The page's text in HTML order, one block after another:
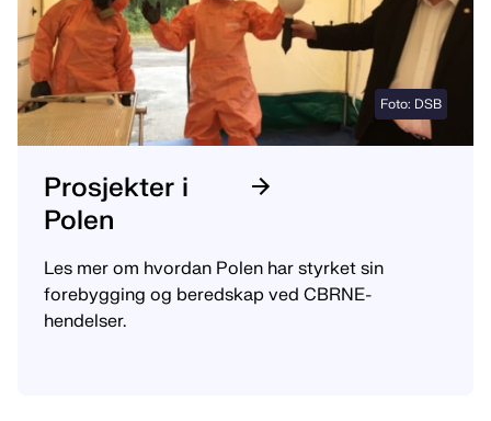
Prosjekter i
Polen
Les mer om hvordan Polen har styrket sin
forebygging og beredskap ved CBRNE-
hendelser.
Foto: DSB